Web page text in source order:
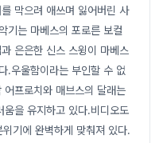
막으려 애쓰며 잃어버린 사
기는 마베스의 포로른 보컬
은은한 신스 스윙이 마베스
.우울함이라는 부인할 수 없
프로치와 매브스의 달래는
움을 유지하고 있다.비디오도
기에 완벽하게 맞춰져 있다.